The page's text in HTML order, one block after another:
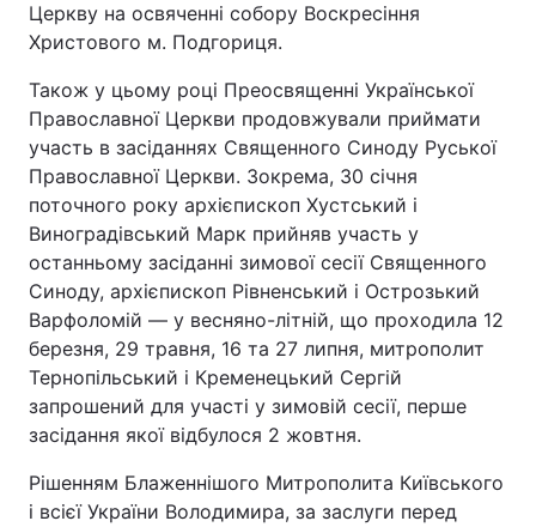
Церкву на освяченні собору Воскресіння
Христового м. Подгориця.
Також у цьому році Преосвященні Української
Православної Церкви продовжували приймати
участь в засіданнях Священного Синоду Руської
Православної Церкви. Зокрема, 30 січня
поточного року архієпископ Хустський і
Виноградівський Марк прийняв участь у
останньому засіданні зимової сесії Священного
Синоду, архієпископ Рівненський і Острозький
Варфоломій — у весняно-літній, що проходила 12
березня, 29 травня, 16 та 27 липня, митрополит
Тернопільський і Кременецький Сергій
запрошений для участі у зимовій сесії, перше
засідання якої відбулося 2 жовтня.
Рішенням Блаженнішого Митрополита Київського
і всієї України Володимира, за заслуги перед